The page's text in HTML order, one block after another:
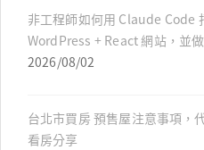
非工程師如何用 Claude Code
WordPress + React 網站，並
2026/08/02
台北市買房 預售屋注意事項，
看房分享